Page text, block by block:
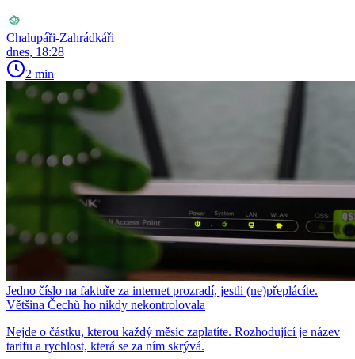
Chalupáři-Zahrádkáři
dnes, 18:28
2 min
Jedno číslo na faktuře za internet prozradí, jestli (ne)přeplácíte.
Většina Čechů ho nikdy nekontrolovala
Nejde o částku, kterou každý měsíc zaplatíte. Rozhodující je název
tarifu a rychlost, která se za ním skrývá.